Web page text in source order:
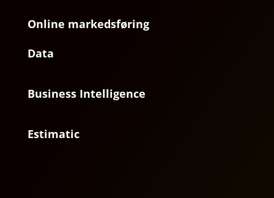
Online markedsføring
Data
Business Intelligence
Estimatic